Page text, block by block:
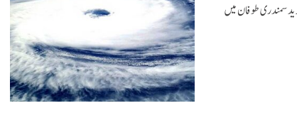
بپرجوئے اگلے 4 گھنٹوں میں شدید سمندری طوفان میں